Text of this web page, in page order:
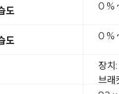
도
도
0 %
0 %
장치
브래